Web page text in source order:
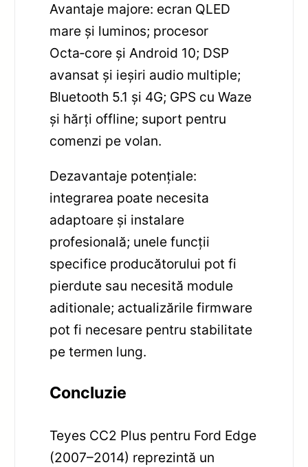
Avantaje majore: ecran QLED
mare și luminos; procesor
Octa‑core și Android 10; DSP
avansat și ieșiri audio multiple;
Bluetooth 5.1 și 4G; GPS cu Waze
și hărți offline; suport pentru
comenzi pe volan.
Dezavantaje potențiale:
integrarea poate necesita
adaptoare și instalare
profesională; unele funcții
specifice producătorului pot fi
pierdute sau necesită module
aditionale; actualizările firmware
pot fi necesare pentru stabilitate
pe termen lung.
Concluzie
Teyes CC2 Plus pentru Ford Edge
(2007–2014) reprezintă un